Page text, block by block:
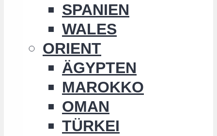
SPANIEN
WALES
ORIENT
ÄGYPTEN
MAROKKO
OMAN
TÜRKEI